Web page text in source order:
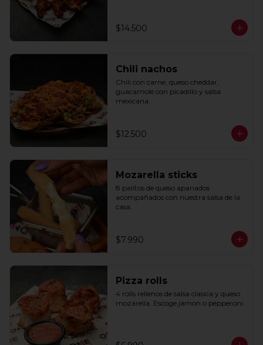
$14.500
Chili nachos
Chili con carne, queso cheddar,
guacamole con picadillo y salsa
mexicana.
$12.500
Mozarella sticks
8 palitos de queso apanados
acompañados con nuestra salsa de la
casa.
$7.990
Pizza rolls
4 rolls rellenos de salsa clasica y queso
mozarella. Escoge jamon o pepperoni.